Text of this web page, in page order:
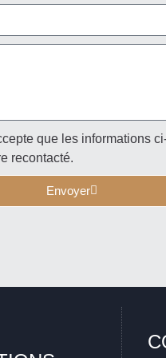
que les informations
recontacté.
Envoyer